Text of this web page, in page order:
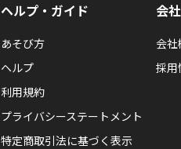
ヘルプ・ガイド
あそび方
ヘルプ
利用規約
プライバシーステートメント
特定商取引法に基づく表示
会
会
採用